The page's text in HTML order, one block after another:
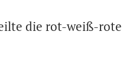
die rot-weiß-rote